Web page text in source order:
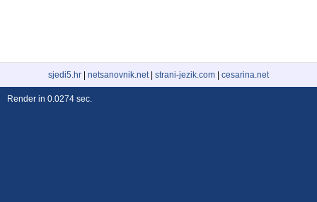
sjedi5.hr netsanovnik.net| strani-jezik.com cesarina.net
Render in 0.0274 sec.